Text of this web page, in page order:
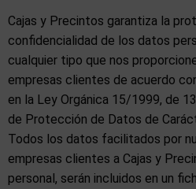
Cajas y Precintos garantiza la
confidencialidad de los datos
cualquier tipo que nos
empresas clientes de acuerdo
en la Ley Orgánica 15/1999, de
de Protección de Datos de
Todos los datos facilitados por
empresas clientes a Cajas y
personal, serán incluidos en un